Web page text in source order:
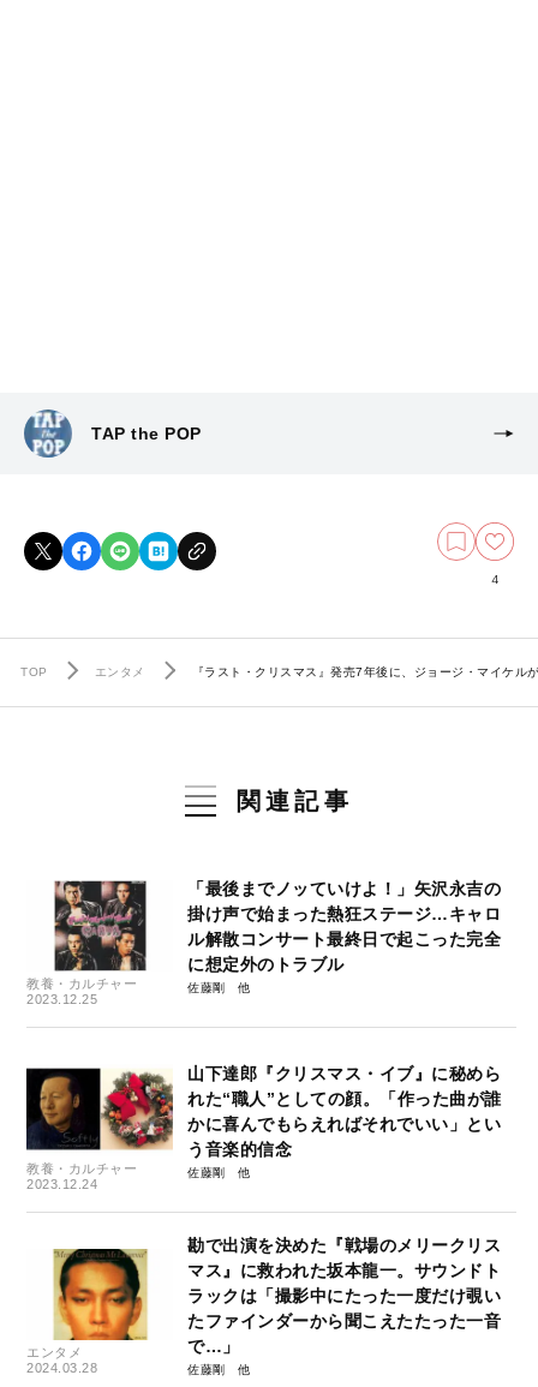
TAP the POP
4
TOP エンタメ 『ラスト・クリスマス』発売7年後に、ジョージ・マイケル
関連記事
教養・カルチャー
2023.12.25
「最後までノッていけよ！」矢沢永吉の
掛け声で始まった熱狂ステージ…キャロ
ル解散コンサート最終日で起こった完全
に想定外のトラブル
佐藤剛
教養・カルチャー
2023.12.24
山下達郎『クリスマス・イブ』に秘めら
れた“職人”としての顔。「作った曲が誰
かに喜んでもらえればそれでいい」とい
う音楽的信念
佐藤剛
エンタメ
2024.03.28
勘で出演を決めた『戦場のメリークリス
マス』に救われた坂本龍一。サウンドト
ラックは「撮影中にたった一度だけ覗い
たファインダーから聞こえたたった一音
で…」
佐藤剛